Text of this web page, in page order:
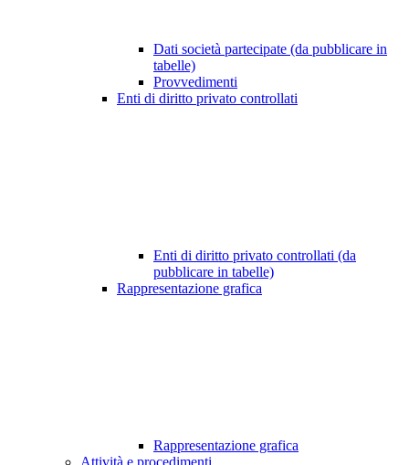
Dati società partecipate (da pubblicare in
tabelle)
Provvedimenti
Enti di diritto privato controllati
Enti di diritto privato controllati (da
pubblicare in tabelle)
Rappresentazione grafica
Rappresentazione grafica